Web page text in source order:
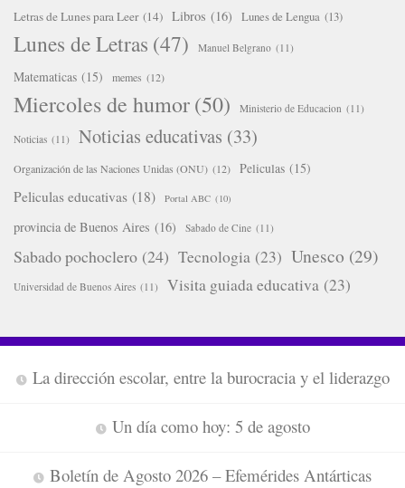
Letras de Lunes para Leer (14) Libros (16) Lunes de Lengua (13)
Lunes de Letras (47) Manuel Belgrano (11)
Matematicas (15) memes (12)
Miercoles de humor(50) Ministerio de Educacion (11)
Noticias (11) Noticias educativas (33)
Organización de las Naciones Unidas (ONU) (12) Peliculas (15)
Peliculas educativas (18) Portal ABC (10)
provincia de Buenos Aires (16) Sabado de Cine (11)
Sabado pochoclero (24) Tecnologia (23) Unesco (29)
Universidad de Buenos Aires (11) Visita guiada educativa (23)
La dirección escolar, entre la burocracia y el liderazgo
Un día como hoy: 5 de agosto
Boletín de Agosto 2026 – Efemérides Antárticas